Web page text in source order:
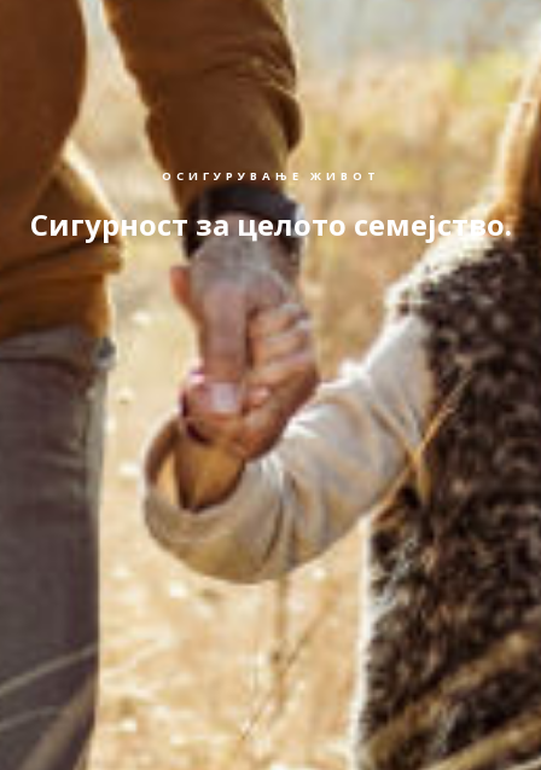
ОСИГУРУВАЊЕ ЖИВОТ
Сигурност за целото семејство.